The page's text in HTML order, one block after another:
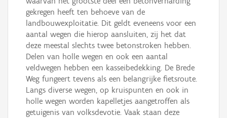
gekregen heeft ten behoeve van de
landbouwexploitatie. Dit geldt eveneens voor een
aantal wegen die hierop aansluiten, zij het dat
deze meestal slechts twee betonstroken hebben.
Delen van holle wegen en ook een aantal
veldwegen hebben een kasseibedekking. De Brede
Weg fungeert tevens als een belangrijke fietsroute.
Langs diverse wegen, op kruispunten en ook in
holle wegen worden kapelletjes aangetroffen als
getuigenis van volksdevotie. Vaak staan deze